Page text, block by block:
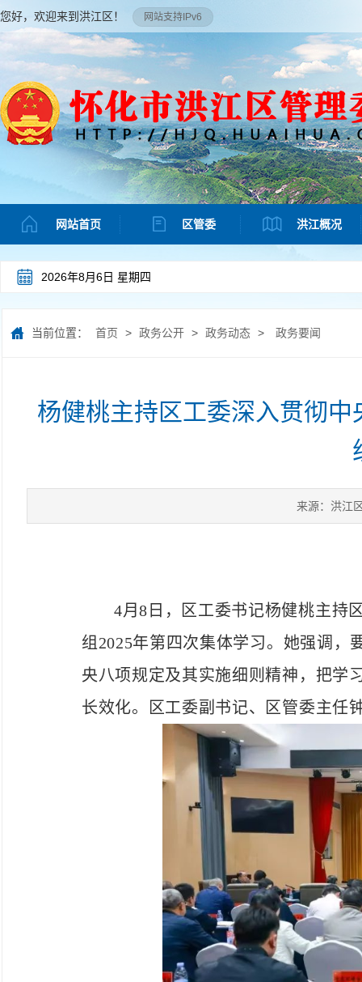
您好，欢迎来到洪江区！ 网站支持IPv6
网站首页 区管委 洪江概况
2026年8月6日 星期四
当前位置： 首页 > 政务公开 > 政务动态 > 政务要闻
杨健桃主持区工委深入贯彻
来源：洪江
4月8日，区工委书记杨健桃主持
组2025年第四次集体学习。 她强调，
央八项规定及其实施细则精神，把学
长效化。
区工委副书记、区管委主任